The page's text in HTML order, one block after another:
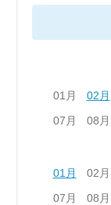
01月 02月
07月
08月
01月 02月
07月
08月